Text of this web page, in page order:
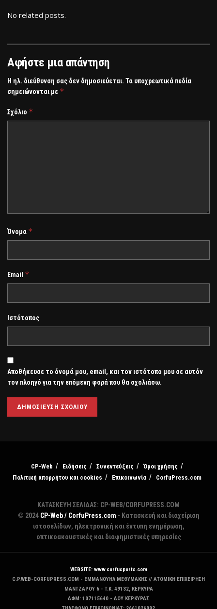
No related posts.
Αφήστε μια απάντηση
Η ηλ. διεύθυνση σας δεν δημοσιεύεται. Τα υποχρεωτικά πεδία
σημειώνονται με *
Σχόλιο *
Όνομα *
Email *
Ιστότοπος
Αποθήκευσε το όνομά μου, email, και τον ιστότοπο μου σε αυτόν
τον πλοηγό για την επόμενη φορά που θα σχολιάσω.
CP-Web Ειδήσεις Συνεντεύξεις
Όροι χρήσης
Πολιτική απορρήτου και cookies
Επικοινωνία CorfuPress.com
ΚΑΤΑΣΚΕΥΗ ΣΕΛΙΔΑΣ: CP-WEB/CORFUPRESS.COM
© 2024 CP-Web / CorfuPress.com - Κατασκευή και διαχείριση
ιστοσελίδων, ηλεκτρονική και έντυπη ενημέρωση,
οπτικοακουστικές και διαφημιστικές υπηρεσίες
WEBSITE: www.corfusports.com
C.P.WEB-CORFUPRESS.COM - ΕΜΜΑΝΟΥΗΛ ΜΕΘΥΜΑΚΗΣ // ΑΤΟΜΙΚΗ ΕΠΙΧΕΙΡΗΣΗ
MANTZAΡΟΥ 6 - T.K. 49132, ΚΕΡΚΥΡΑ
ΑΦΜ: 107115640 - ΔΟΥ ΚΕΡΚΥΡΑΣ